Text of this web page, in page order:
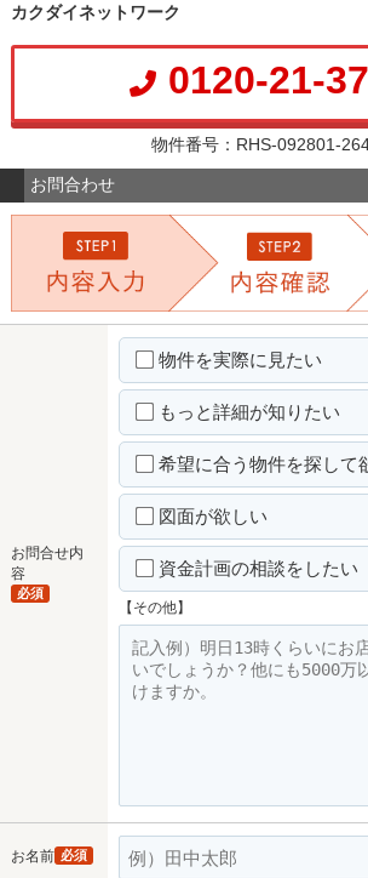
カクダイネットワーク
0120-21-
物件番号：RHS-092801-
お問合わせ
お問合せ内
容
必須
物件を実際に見たい
もっと詳細が知りたい
希望に合う物件を探して
図面が欲しい
資金計画の相談をしたい
【その他】
お名前 必須